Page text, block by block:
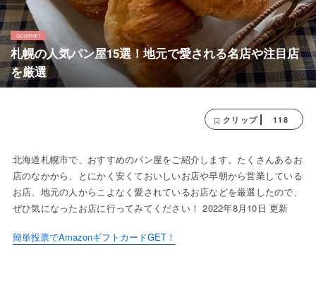
札幌の人気パン屋15選！地元で愛される名店や注目店
を厳選
クリップ 118
北海道札幌市で、おすすめのパン屋をご紹介します。たくさんあるお
店のなかから、とにかく安くておいしいお店や早朝から営業している
お店、地元の人からこよなく愛されているお店などを厳選したので、
ぜひ気になったお店に行ってみてください！ 2022年8月10日 更新
簡単投票でAmazonギフトカードGET！